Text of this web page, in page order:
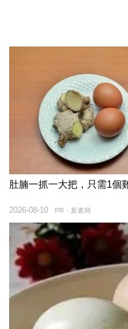
肚腩一抓一大把，只需1個
PR・新素簡
2026-08-10